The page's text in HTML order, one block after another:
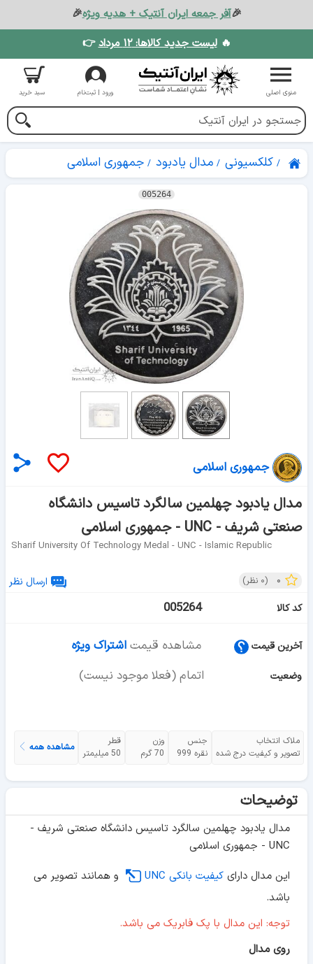
🎉آفر جمعه ایران آنتیک + هدیه ویژه🎉
🔥لیست جدید کالاها: ۱۲ مرداد 👉
منوی اصلی ورود | ثبت‌نام سبد خرید
کلکسیونی مدال یادبود جمهوری اسلامی
005264
جمهوری اسلامی
مدال یادبود چهلمین سالگرد تاسیس دانشگاه
صنعتی شریف - UNC - جمهوری اسلامی
Sharif University Of Technology Medal - UNC - Islamic Republic
۰ (۰ نظر)
ارسال نظر
کد کالا
005264
آخرین قیمت مشاهده قیمت اشتراک ویژه
وضعیت اتمام (فعلا موجود نیست)
ملاک انتخاب
تصویر و کیفیت درج شده
جنس
نقره 999
وزن
70 گرم
قطر
50 میلیمتر
مشاهده همه
توضیحات
مدال یادبود چهلمین سالگرد تاسیس دانشگاه صنعتی شریف -
UNC - جمهوری اسلامی
این مدال دارای کیفیت بانکی UNC
و همانند تصویر می
باشد.
توجه: این مدال با پک فابریک می باشد.
روی مدال